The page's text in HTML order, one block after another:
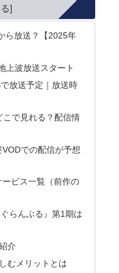
ら放送？【2025年
上波放送スタート
放送予定｜放送時
こで見れる？配信情
での配信が予想
ビス一覧（前作の
らんぶる』第1期は
介
むメリットとは